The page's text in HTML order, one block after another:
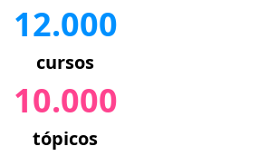
12.000
cursos
10.000
tópicos